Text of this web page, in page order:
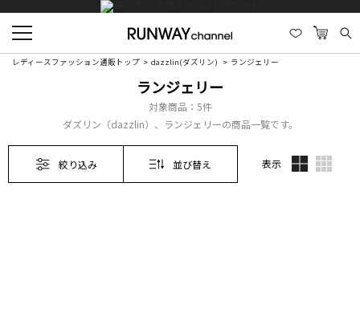
レディースファッション通販トップ dazzlin(ダズリン) ランジェリー
ランジェリー
対象商品： 5件
ダズリン（dazzlin）、ランジェリーの商品一覧です。
絞り込み 並び替え 表示